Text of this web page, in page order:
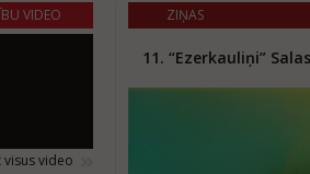
VIDEO
visus video
ZIŅAS
11. “Ezerkauliņi”